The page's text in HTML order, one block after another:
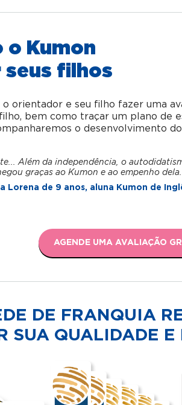
o Kumon
filhos
orientador e seu filho fazer uma
bem como traçar um plano de
o desenvolvimento
Além da independência, o
graças ao Kumon e ao empenho
Lorena de 9 anos, aluna Kumon de
AGENDE UMA AVALIAÇÃO
DE FRANQUIA
SUA QUALIDADE E